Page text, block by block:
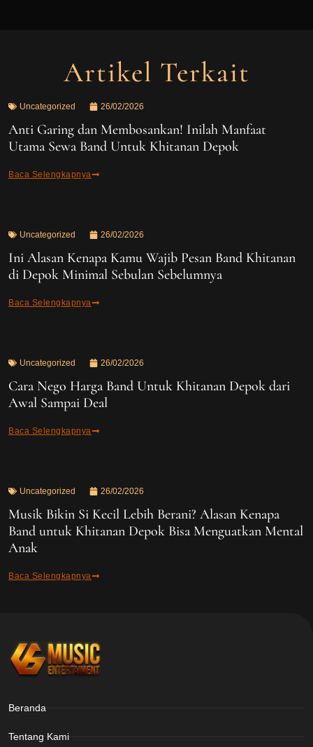
Artikel Terkait
Uncategorized 26/02/2026
Anti Garing dan Membosankan! Inilah Manfaat
Utama Sewa Band Untuk Khitanan Depok
Baca Selengkapnya
Uncategorized 26/02/2026
Ini Alasan Kenapa Kamu Wajib Pesan Band Khitanan
di Depok Minimal Sebulan Sebelumnya
Baca Selengkapnya
Uncategorized 26/02/2026
Cara Nego Harga Band Untuk Khitanan Depok dari
Awal Sampai Deal
Baca Selengkapnya
Uncategorized 26/02/2026
Musik Bikin Si Kecil Lebih Berani? Alasan Kenapa
Band untuk Khitanan Depok Bisa Menguatkan Mental
Anak
Baca Selengkapnya
Beranda
Tentang Kami